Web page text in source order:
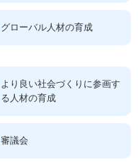
グローバル人材の育成
より良い社会づくりに参画す
る人材の育成
審議会